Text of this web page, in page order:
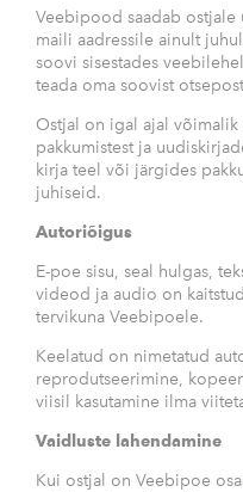
Veebipood saadab
maili aadressile ainult
soovi sisestades
teada oma soovist
Ostjal on igal ajal
pakkumistest ja
kirja teel või järgides
juhiseid.
Autoriõigus
E-poe sisu, seal hulgas,
videod ja audio on
tervikuna Veebipoele.
Keelatud on nimetatud
reprodutseerimine,
viisil kasutamine ilma
Vaidluste lahendamine
Kui ostjal on Veebipoe